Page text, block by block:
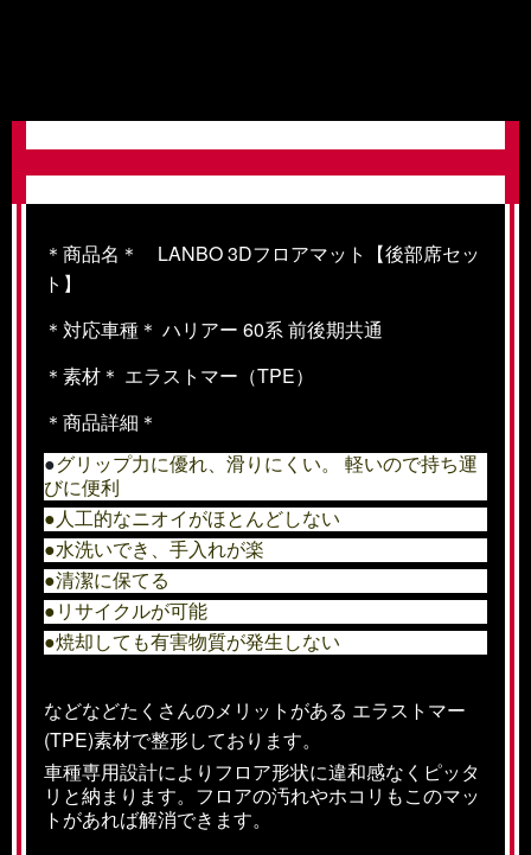
＊商品名＊ LANBO 3Dフロアマット【後部席セッ
ト】
＊対応車種＊ ハリアー 60系 前後期共通
＊素材＊ エラストマー（TPE）
＊商品詳細＊
●グリップ力に優れ、滑りにくい。
軽いので持ち運
びに便利
●人工的なニオイがほとんどしない
●水洗いでき、手入れが楽
●清潔に保てる
●リサイクルが可能
●焼却しても有害物質が発生しない
などなどたくさんのメリットがある エラストマー
(TPE)素材で整形しております。
車種専用設計によりフロア形状に違和感なくピッタ
リと納まります。フロアの汚れやホコリもこのマッ
トがあれば解消できます。